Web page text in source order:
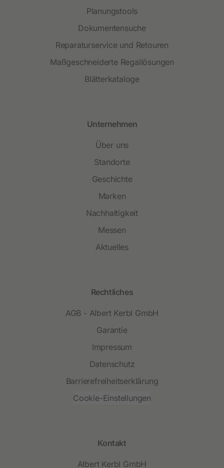
Planungstools
Dokumentensuche
Reparaturservice und Retouren
Maßgeschneiderte Regallösungen
Blätterkataloge
Unternehmen
Über uns
Standorte
Geschichte
Marken
Nachhaltigkeit
Messen
Aktuelles
Rechtliches
AGB - Albert Kerbl GmbH
Garantie
Impressum
Datenschutz
Barrierefreiheitserklärung
Cookie-Einstellungen
Kontakt
Albert Kerbl GmbH